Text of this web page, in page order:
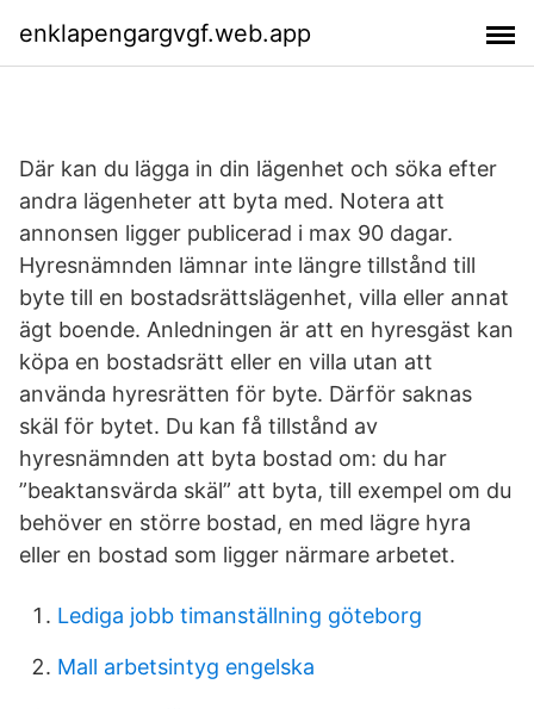
enklapengargvgf.web.app
Där kan du lägga in din lägenhet och söka efter
andra lägenheter att byta med. Notera att
annonsen ligger publicerad i max 90 dagar.
Hyresnämnden lämnar inte längre tillstånd till
byte till en bostadsrättslägenhet, villa eller annat
ägt boende. Anledningen är att en hyresgäst kan
köpa en bostadsrätt eller en villa utan att
använda hyresrätten för byte. Därför saknas
skäl för bytet. Du kan få tillstånd av
hyresnämnden att byta bostad om: du har
”beaktansvärda skäl” att byta, till exempel om du
behöver en större bostad, en med lägre hyra
eller en bostad som ligger närmare arbetet.
Lediga jobb timanställning göteborg
Mall arbetsintyg engelska